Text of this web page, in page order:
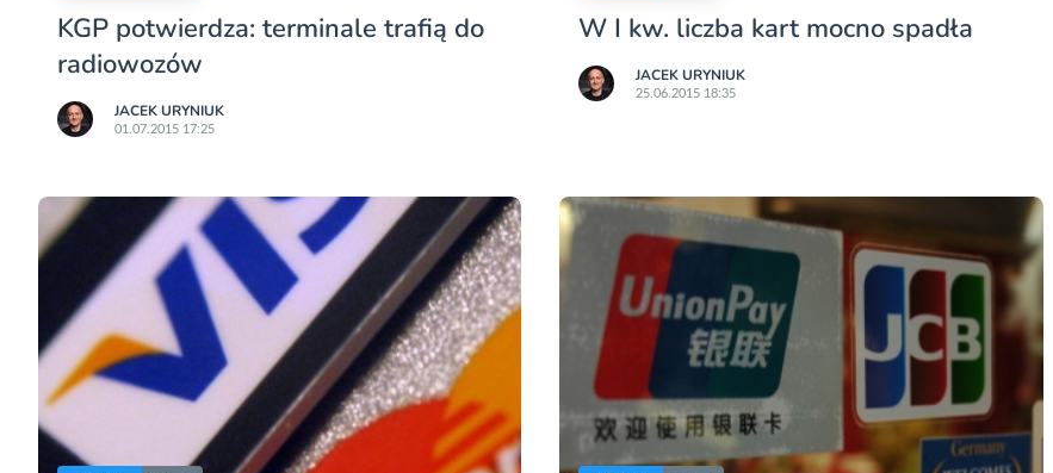
KGP potwierdza: terminale trafią do
radiowozów
JACEK URYNIUK
01.07.2015 17:25
W I kw. liczba kart mocno spadła
JACEK URYNIUK
25.06.2015 18:35